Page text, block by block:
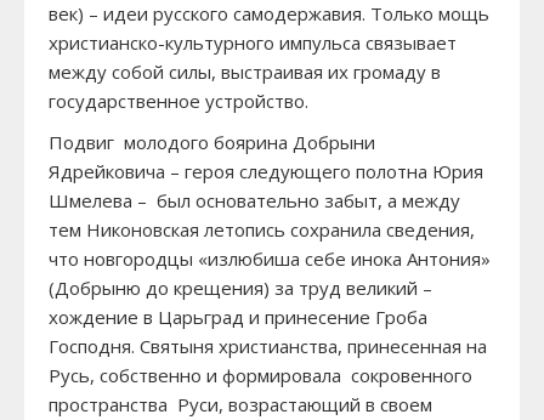
век) – идеи русского самодержавия. Только мощь
христианско-культурного импульса связывает
между собой силы, выстраивая их громаду в
государственное устройство.
Подвиг молодого боярина Добрыни
Ядрейковича – героя следующего полотна Юрия
Шмелева – был основательно забыт, а между
тем Никоновская летопись сохранила сведения,
что новгородцы «излюбиша себе инока Антония»
(Добрыню до крещения) за труд великий –
хождение в Царьград и принесение Гроба
Господня. Святыня христианства, принесенная на
Русь, собственно и формировала сокровенного
пространства Руси, возрастающий в своем